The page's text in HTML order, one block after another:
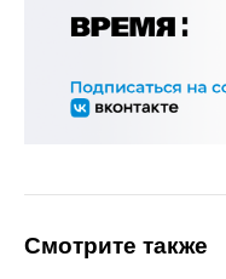
Смотрите также